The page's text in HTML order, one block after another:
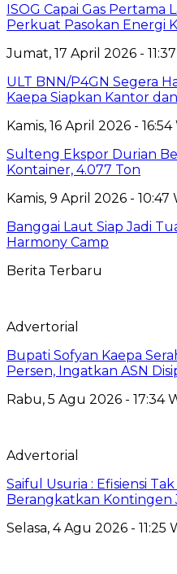
ISOG Capai Gas Pertama
Perkuat Pasokan Energi
Jumat, 17 April 2026 -
ULT BNN/P4GN Segera
Kaepa Siapkan Kantor
Kamis, 16 April 2026 -
Sulteng Ekspor Durian
Kontainer, 4.077 Ton
Kamis, 9 April 2026 - 10:47
Banggai Laut Siap Jadi
Harmony Camp
Berita Terbaru
Advertorial
Bupati Sofyan Kaepa
Persen, Ingatkan ASN
Rabu, 5 Agu 2026 - 17:34
Advertorial
Saiful Usuria : Efisiensi
Berangkatkan Kontingen
Selasa, 4 Agu 2026 - 11:25